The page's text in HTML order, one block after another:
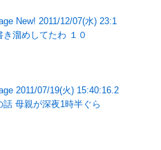
New! 2011/12/07(水) 23:1
溜めしてたわ １０
2011/07/19(火) 15:40:16.2
母親が深夜1時半ぐら